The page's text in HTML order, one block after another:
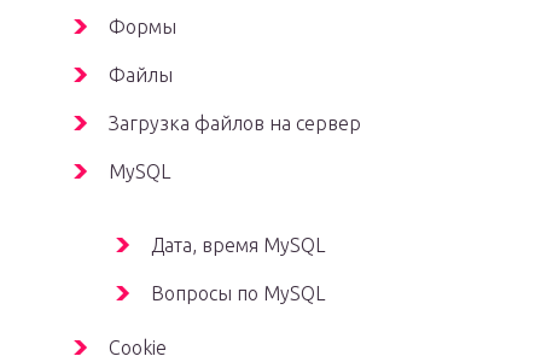
Формы
Файлы
Загрузка файлов на сервер
MySQL
Дата, время MySQL
Вопросы по MySQL
Cookie